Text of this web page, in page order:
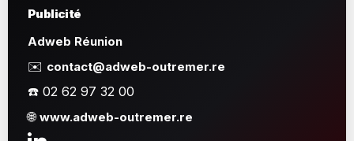
Publicité
Adweb Réunion
✉️ contact@adweb-outremer.re
☎️ 02 62 97 32 00
🌐www.adweb-outremer.re